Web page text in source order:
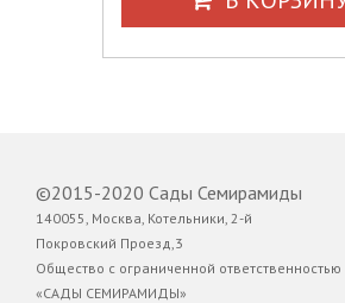
©2015-2020 Сады Семирамиды
140055, Москва, Котельники, 2-й
Покровский Проезд,3
Общество с ограниченной ответственностью
«САДЫ СЕМИРАМИДЫ»